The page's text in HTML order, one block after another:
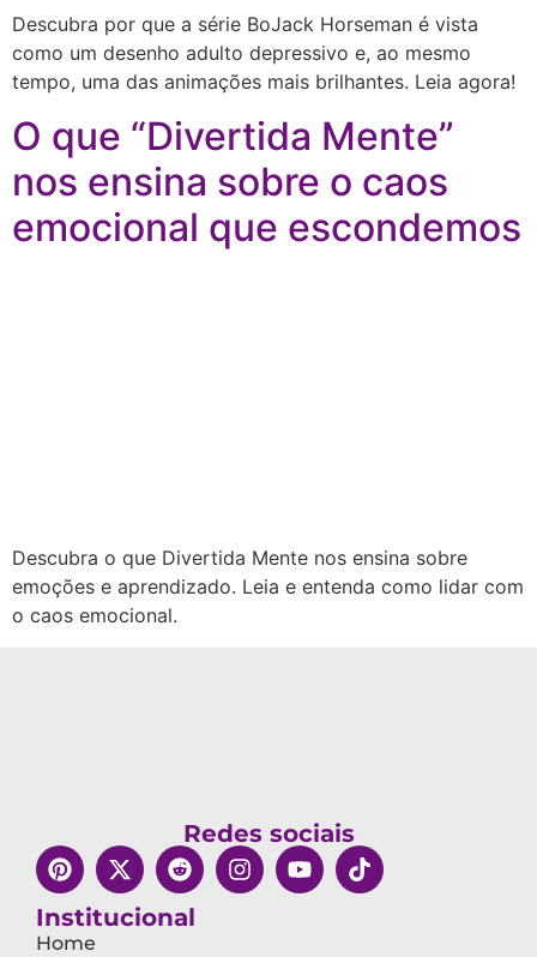
Descubra por que a série BoJack Horseman é vista
como um desenho adulto depressivo e, ao mesmo
tempo, uma das animações mais brilhantes. Leia agora!
O que “Divertida Mente”
nos ensina sobre o caos
emocional que escondemos
Descubra o que Divertida Mente nos ensina sobre
emoções e aprendizado. Leia e entenda como lidar com
o caos emocional.
Redes sociais
Institucional
Home